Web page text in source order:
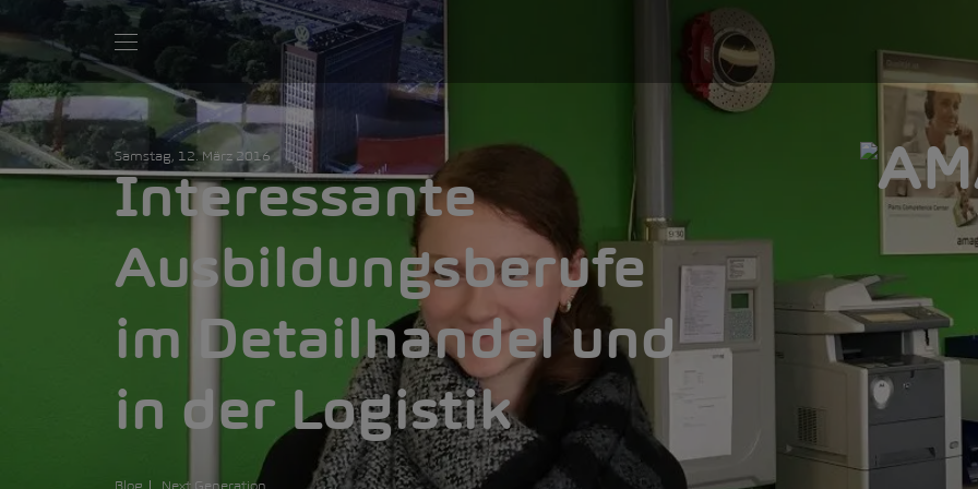
Samstag, 12. März 2016
Interessante
Ausbildungsberufe
im Detailhandel und
in der Logistik
Blog Next Generation